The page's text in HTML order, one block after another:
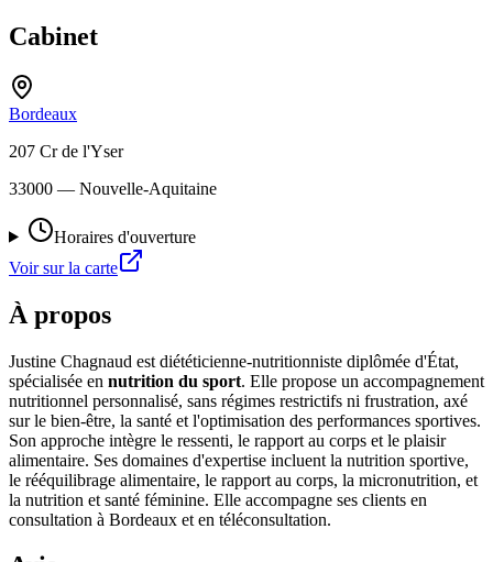
Cabinet
Bordeaux
207 Cr de l'Yser
33000 — Nouvelle-Aquitaine
Horaires d'ouverture
Voir sur la carte
À propos
Justine Chagnaud est diététicienne-nutritionniste diplômée d'État,
spécialisée en nutrition du sport. Elle propose un accompagnement
nutritionnel personnalisé, sans régimes restrictifs ni frustration, axé
sur le bien-être, la santé et l'optimisation des performances sportives.
Son approche intègre le ressenti, le rapport au corps et le plaisir
alimentaire. Ses domaines d'expertise incluent la nutrition sportive,
le rééquilibrage alimentaire, le rapport au corps, la micronutrition, et
la nutrition et santé féminine. Elle accompagne ses clients en
consultation à Bordeaux et en téléconsultation.